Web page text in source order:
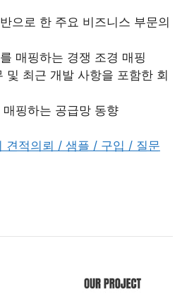
으로 한 주요 비즈니스 부문의
매핑하는 경쟁 조경 매핑
및 최근 개발 사항을 포함한 회
핑하는 공급망 동향
적의뢰 / 샘플 / 구입 / 질문